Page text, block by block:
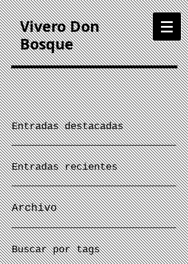
Vivero Don
Bosque
Entradas recientes
Entradas destacadas
Buscar por tags
Archivo